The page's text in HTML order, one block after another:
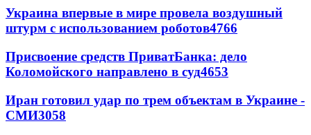
Украина впервые в мире провела воздушный
штурм с использованием роботов4766
Присвоение средств ПриватБанка: дело
Коломойского направлено в суд4653
Иран готовил удар по трем объектам в Украине -
СМИ3058